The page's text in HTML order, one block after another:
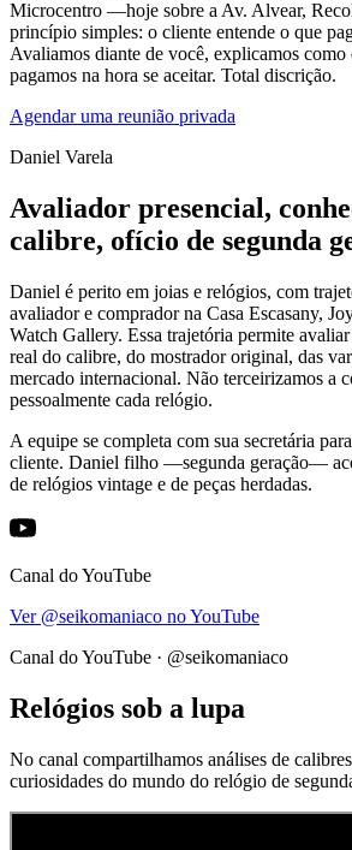
Microcentro —hoje sobre a Av. Alvear,
princípio simples: o cliente entende o que
Avaliamos diante de você, explicamos como
pagamos na hora se aceitar. Total discrição.
Agendar uma reunião privada
Daniel Varela
Avaliador presencial,
calibre, ofício de segunda
Daniel é perito em joias e relógios, com
avaliador e comprador na Casa Escasany,
Watch Gallery. Essa trajetória permite
real do calibre, do mostrador original, das
mercado internacional. Não terceirizamos a
pessoalmente cada relógio.
A equipe se completa com sua secretária
cliente. Daniel filho —segunda geração—
de relógios vintage e de peças herdadas.
Canal do YouTube
Ver @seikomaniaco no YouTube
Canal do YouTube · @seikomaniaco
Relógios sob a lupa
No canal compartilhamos análises de
curiosidades do mundo do relógio de